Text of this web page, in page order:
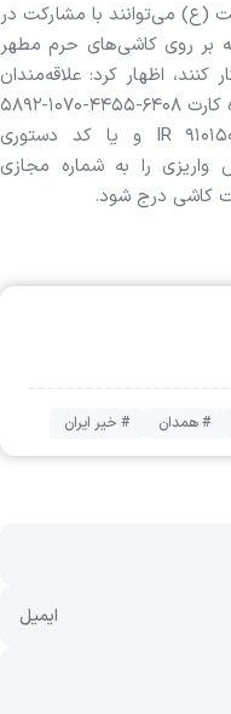
(ع) می‌توانند با مشارکت در
بر روی کاشی‌های حرم مطهر
اظهار کرد: علاقه‌مندان
می‌توانند مبلغ سیصد هزار تومان به شماره کارت ۶۴۰۸-۴۴۵۵-۱۰۷۰-۵۸۹۲
و یا شماره شبا ۹۱۰۱۵۰۰۰۰۰۰۳۱۰۰۰۰۷۲۹۳۳۳۱ IR و یا کد دستوری
فیش واریزی را به شماره مجازی
# همدان # خیر ایران